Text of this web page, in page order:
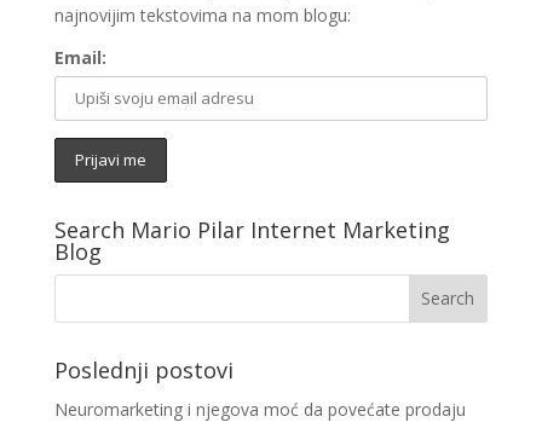
najnovijim tekstovima na mom blogu:
Email:
Search Mario Pilar Internet Marketing
Blog
Poslednji postovi
Neuromarketing i njegova moć da povećate prodaju